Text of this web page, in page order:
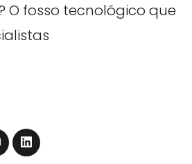
O fosso tecnológico que